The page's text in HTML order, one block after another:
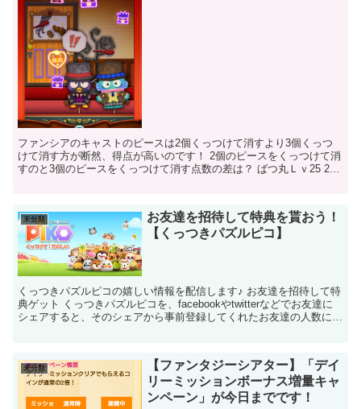
ファンシアのキャストのピースは2個くっつけて消すより3個くっつ
けて消す方が断然、得点が高いのです！ 2個のピースをくっつけて消
すのと3個のピースをくっつけて消す点数の差は？ ばつ丸Ｌｖ25 2個
未分類
お友達を招待して特典を貰おう！
【くっつきパズルピコ】
くっつきパズルピコの嬉しい情報を配信します♪ お友達を招待して特
典ゲット くっつきパズルピコを、facebookやtwitterなどでお友達に
シェアすると、そのシェアから事前登録してくれたお友達の人数に応
未分類
【ファンタジーシアター】「デイ
リーミッションボーナス増量キャ
ンペーン」が今日までです！